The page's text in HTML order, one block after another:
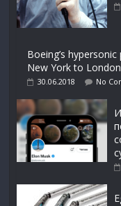
Boeing’s
New York to
30.06.2018 No